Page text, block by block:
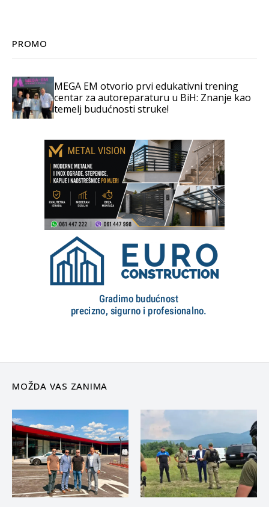
PROMO
MEGA EM otvorio prvi edukativni trening
centar za autoreparaturu u BiH: Znanje kao
temelj budućnosti struke!
MOŽDA VAS ZANIMA